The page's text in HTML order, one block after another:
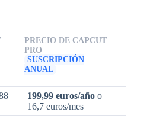
PRECIO DE CAPCUT
PRO
SUSCRIPCIÓN
ANUAL
199,99 euros/añoo
16,7 euros/mes